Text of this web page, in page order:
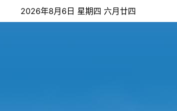
2026年8月6日 星期四 六月廿四